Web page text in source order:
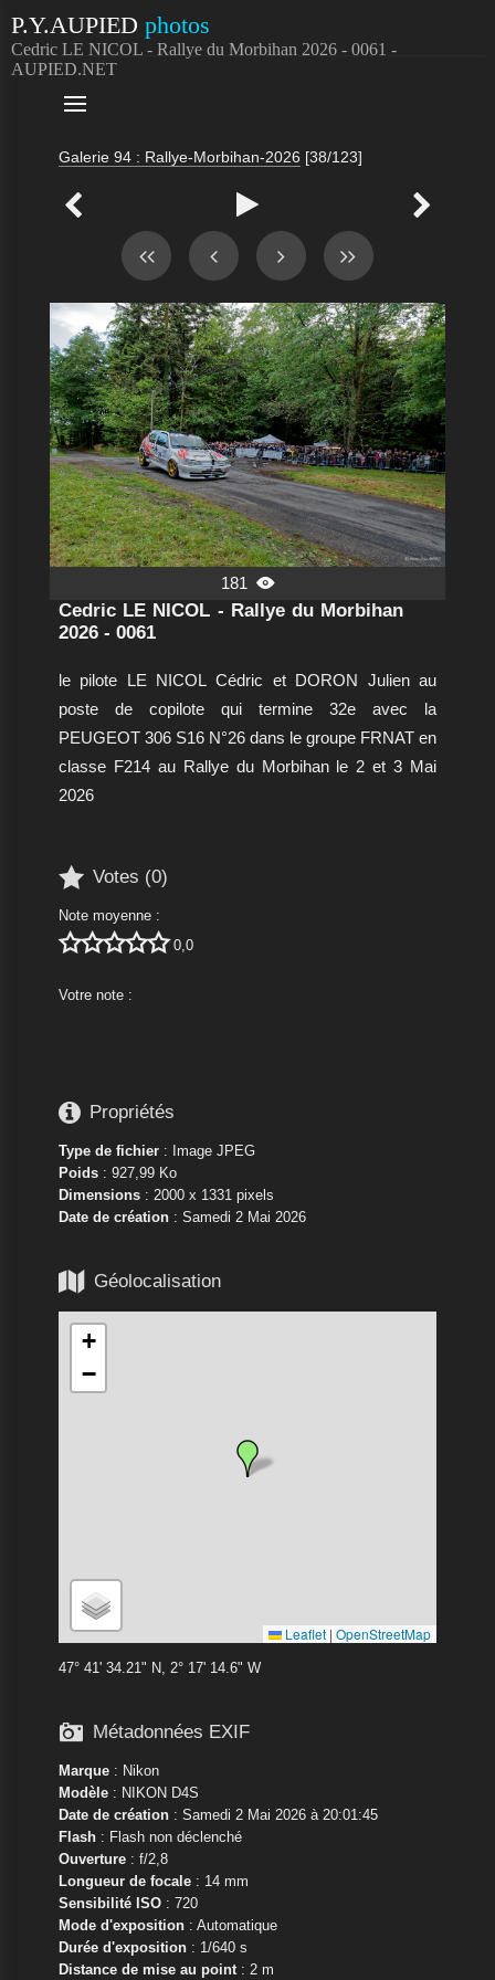
P.Y.AUPIED photos
Cedric LE NICOL - Rallye du Morbihan 2026 - 0061 -
AUPIED.NET

Galerie 94 : Rallye-Morbihan-2026 [38/123]
  
181 
Cedric LE NICOL - Rallye du Morbihan
2026 - 0061
le pilote LE NICOL Cédric et DORON Julien au
poste de copilote qui termine 32e avec la
PEUGEOT 306 S16 N°26 dans le groupe FRNAT en
classe F214 au Rallye du Morbihan le 2 et 3 Mai
2026
 Votes (0)
Note moyenne :
 0,0
Votre note :
 Propriétés
Type de fichier: Image JPEG
Poids: 927,99 Ko
Dimensions: 2000 x 1331 pixels
Date de création: Samedi 2 Mai 2026
 Géolocalisation
+
−
Leaflet | OpenStreetMap
47° 41' 34.21" N, 2° 17' 14.6" W
 Métadonnées EXIF
Marque: Nikon
Modèle: NIKON D4S
Date de création: Samedi 2 Mai 2026 à 20:01:45
Flash: Flash non déclenché
Ouverture: f/2,8
Longueur de focale: 14 mm
Sensibilité ISO: 720
Mode d'exposition: Automatique
Durée d'exposition: 1/640 s
Distance de mise au point: 2 m